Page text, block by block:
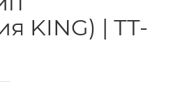
KING) | ТТ-
—